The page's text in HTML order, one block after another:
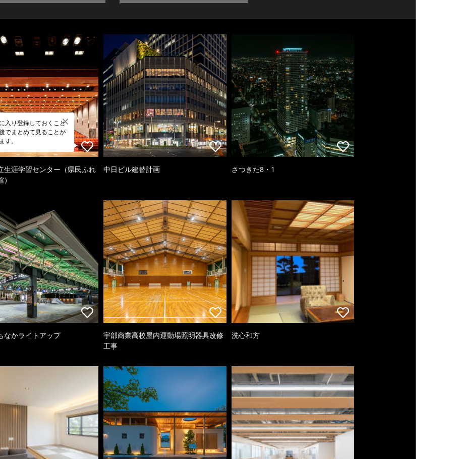
入り登録しておくこと
でまとめて見ることが
す。
生涯学習センター（県民ふれ
中日ビル建替計画 さつきた8・1
なかライトアップ
宇部商業高校屋内運動場照明器具改修
工事
洗心和方